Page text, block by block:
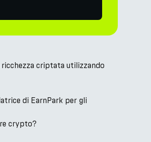
criptata utilizzando
di EarnPark per gli
crypto?